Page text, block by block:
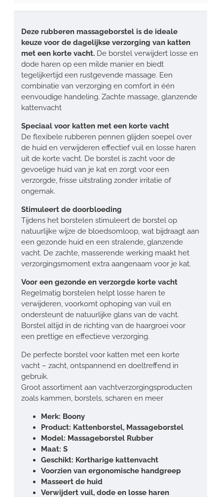
Deze rubberen massageborstel is de ideale
keuze voor de dagelijkse verzorging van katten
met een korte vacht. De borstel verwijdert losse en
dode haren op een milde manier en biedt
tegelijkertijd een rustgevende massage. Een
combinatie van verzorging en comfort in één
eenvoudige handeling. Zachte massage, glanzende
kattenvacht
Speciaal voor katten met een korte vacht
De flexibele rubberen pennen glijden soepel over
de huid en verwijderen effectief vuil en losse haren
uit de korte vacht. De borstel is zacht voor de
gevoelige huid van je kat en zorgt voor een
verzorgde, frisse uitstraling zonder irritatie of
ongemak.
Stimuleert de doorbloeding
Tijdens het borstelen stimuleert de borstel op
natuurlijke wijze de bloedsomloop, wat bijdraagt aan
een gezonde huid en een stralende, glanzende
vacht. De zachte, masserende werking maakt het
verzorgingsmoment extra aangenaam voor je kat.
Voor een gezonde en verzorgde korte vacht
Regelmatig borstelen helpt losse haren te
verwijderen, voorkomt ophoping van vuil en
ondersteunt de natuurlijke glans van de vacht.
Borstel altijd in de richting van de haargroei voor
een prettige en effectieve verzorging.
De perfecte borstel voor katten met een korte
vacht – zacht, ontspannend en doeltreffend in
gebruik.
Groot assortiment aan vachtverzorgingsproducten
zoals kammen, borstels, scharen en meer
Merk: Boony
Product: Kattenborstel, Massageborstel
Model: Massageborstel Rubber
Maat: S
Geschikt: Kortharige kattenvacht
Voorzien van ergonomische handgreep
Masseert de huid
Verwijdert vuil, dode en losse haren